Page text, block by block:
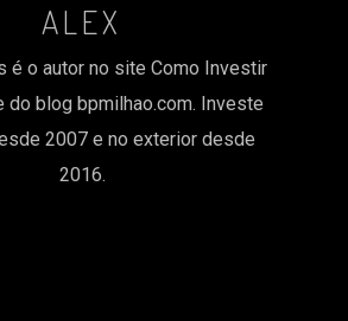
ALEX
é o autor no site Como Investir
do blog bpmilhao.com. Investe
2007 e no exterior desde
2016.